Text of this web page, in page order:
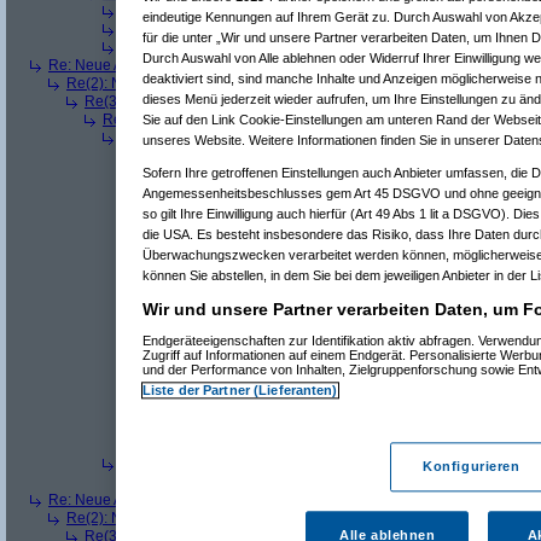
Re(5): Neue Auflösung: 5120x1600(teletham 11.07.2006,
Re(5): Neue Auflösung: 5120x1600
Pervasive am 11.07.2006,
Re(5): Neue Auflösung: 5120x1600(dizoam 11.07.2006,
Re: Neue Auflösung: 5120x1600(teletham 11.07.2006, 13:49:03)
Re(2): Neue Auflösung: 5120x1600(Pervasiveam 11.07.2006,
Re(3): Neue Auflösung: 5120x1600 (teletham 11.07.2006, 13:49:42)
Re(4): Neue Auflösung: 5120x1600(Pervasiveam 11.07.2006,
Re(5): Neue Auflösung: 5120x1600(dizoam 11.07.2006,
Re(7): Neue Auflösung: 5120x1600(dizoam 11.07.2006,
Re(8): Neue Auflösung: 5120x1600(Pervasiveam
Re(9): Neue Auflösung: 5120x1600 (dizoam
Re(10): Neue Auflösung: 5120x1600(Pervasive
Re(11): Neue Auflösung: 5120x1600(dizo
am
Re(12): Neue Auflösung: 5120x1600(phj
Re(13): Neue Auflösung: 5120x1600 (
Re(14): Neue Auflösung: 5120x1600 (
Re(12): Neue Auflösung: 5120x1600 (
Re(13): Neue Auflösung: 5120x1600(
Re(14): Neue Auflösung: 5120x1600(
Re(15): Neue Auflösung: 5120x1600
Re(16): Neue Auflösung:
Re(19): Neue
am 11.07.2006,
Re: Neue Auflösung: 5120x1600
Re(2): Neue Auflösung: 5120x1600
(
am 11.07.2006,
Re(3): Neue Auflösung: 5120x1600
gravedam 11.07.2006,
eindeutige Kennungen auf Ihrem Gerät zu. Durch Auswahl von
für die unter „Wir und unsere Partner verarbeiten Daten, um Ihnen
Durch Auswahl von Alle ablehnen oder Widerruf Ihrer Einwilligung
deaktiviert sind, sind manche Inhalte und Anzeigen möglicherweise
dieses Menü jederzeit wieder aufrufen, um Ihre Einstellungen zu
Sie auf den Link Cookie-Einstellungen am unteren Rand der
unseres Website. Weitere Informationen finden Sie in unserer
Sofern Ihre getroffenen Einstellungen auch Anbieter umfassen, die
Angemessenheitsbeschlusses gem Art 45 DSGVO und ohne
so gilt Ihre Einwilligung auch hierfür (Art 49 Abs 1 lit a DSGVO).
die USA. Es besteht insbesondere das Risiko, dass Ihre Daten
Überwachungszwecken verarbeitet werden können,
können Sie abstellen, in dem Sie bei dem jeweiligen Anbieter in der
Wir und unsere Partner verarbeiten Daten, um
Endgeräteeigenschaften zur Identifikation aktiv abfragen.
Zugriff auf Informationen auf einem Endgerät. Personalisierte
und der Performance von Inhalten, Zielgruppenforschung sowie
Liste der Partner (Lieferanten)
Konfigurieren
Alle ablehnen